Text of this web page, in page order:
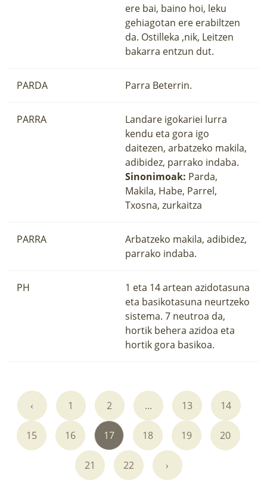
ere bai, baino hoi, leku
gehiagotan ere erabiltzen
da. Ostilleka ,nik, Leitzen
bakarra entzun dut.
PARDA Parra Beterrin.
PARRA
Landare igokariei lurra
kendu eta gora igo
daitezen, arbatzeko makila,
adibidez, parrako indaba.
Sinonimoak: Parda,
Makila, Habe, Parrel,
Txosna, zurkaitza
PARRA
Arbatzeko makila, adibidez,
parrako indaba.
PH
1 eta 14 artean azidotasuna
eta basikotasuna neurtzeko
sistema. 7 neutroa da,
hortik behera azidoa eta
hortik gora basikoa.
‹ 1 2 ... 13 14
15 16 17 18 19 20
21 22 ›